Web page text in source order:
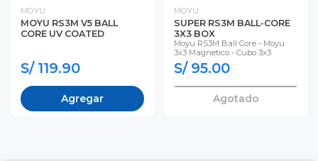
MOYU
MOYU RS3M V5 BALL
CORE UV COATED
S/ 119.90
Agregar
MOYU
SUPER RS3M BALL-CORE
3X3 BOX
Moyu RS3M Ball Core - Moyu
3x3 Magnetico - Cubo 3x3
S/ 95.00
Agotado